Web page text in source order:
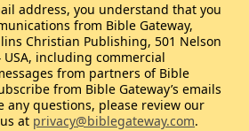
address, you understand that you
from Bible Gateway,
Christian Publishing, 501 Nelson
USA, including commercial
from partners of Bible
from Bible Gateway’s emails
any questions, please review our
at privacy@biblegateway.com.